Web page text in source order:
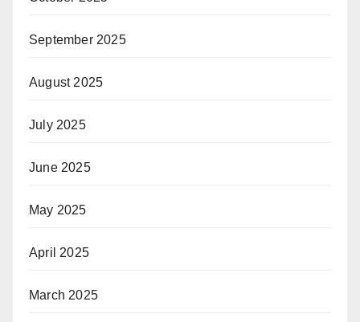
September 2025
August 2025
July 2025
June 2025
May 2025
April 2025
March 2025